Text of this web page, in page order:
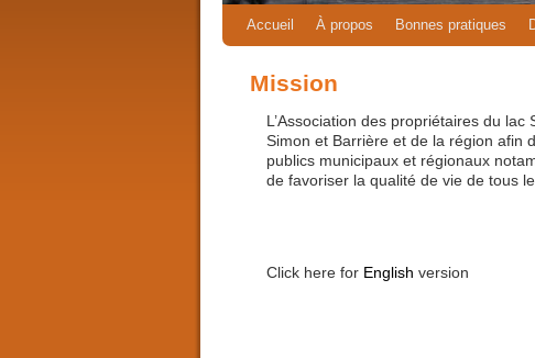
Accueil À propos Bonnes pratiques
Mission
L’Association des propriétaires du
Simon et Barrière et de la région afin
publics municipaux et régionaux
de favoriser la qualité de vie de tous
Click here for English version